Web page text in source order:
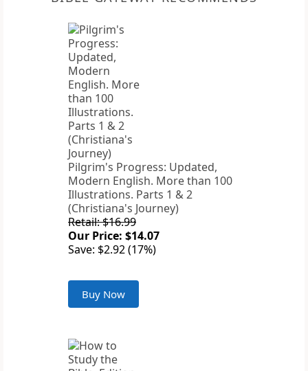
Pilgrim's Progress: Updated,
Modern English. More than 100
Illustrations. Parts 1 & 2
(Christiana's Journey)
Retail: $16.99
Our Price: $14.07
Save: $2.92 (17%)
Buy Now